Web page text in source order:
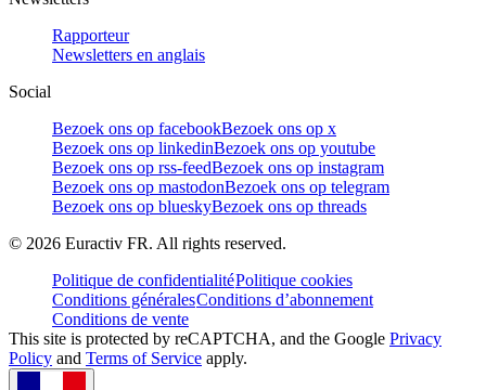
Rapporteur
Newsletters en anglais
Social
Bezoek ons op facebookBezoek ons op x
Bezoek ons op linkedinBezoek ons op youtube
Bezoek ons op rss-feedBezoek ons op instagram
Bezoek ons op mastodonBezoek ons op telegram
Bezoek ons op blueskyBezoek ons op threads
© 2026 Euractiv FR. All rights reserved.
Politique de confidentialitéPolitique cookies
Conditions généralesConditions d’abonnement
Conditions de vente
This site is protected by reCAPTCHA, and the Google Privacy
Policy and Terms of Service apply.